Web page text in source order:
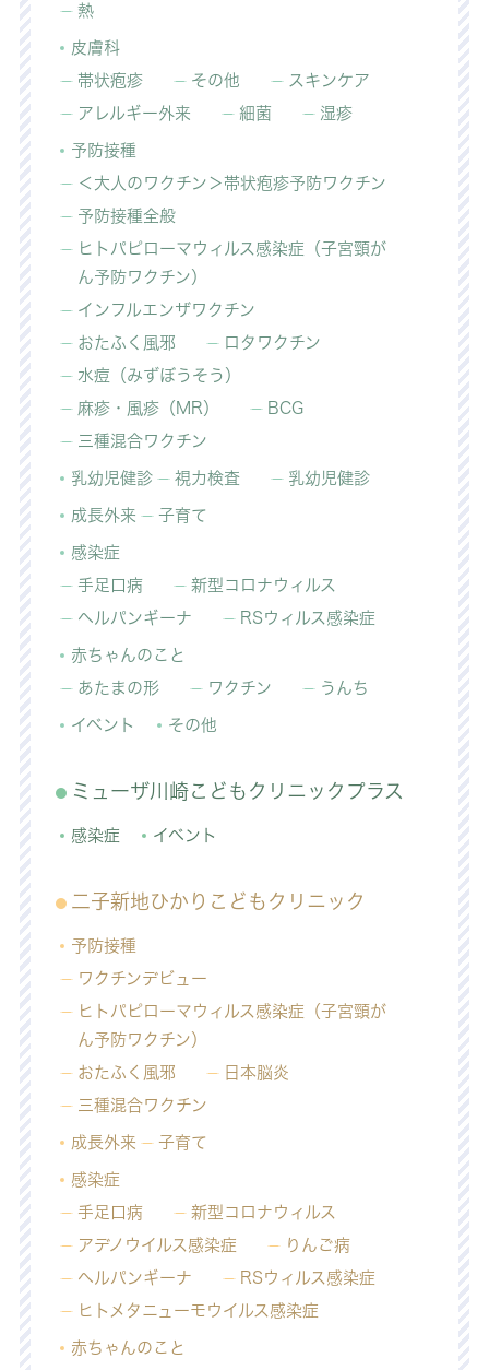
熱
皮膚科
帯状疱疹
その他
スキンケア
アレルギー外来
細菌 湿疹
予防接種
＜大人のワクチン＞帯状疱疹予防ワクチン
予防接種全般
ヒトパピローマウィルス感染症（子宮頸が
ん予防ワクチン）
インフルエンザワクチン
おたふく風邪
ロタワクチン
水痘（みずぼうそう）
麻疹・風疹（MR）
BCG
三種混合ワクチン
乳幼児健診 視力検査 乳幼児健診
成長外来 子育て
感染症
手足口病
新型コロナウィルス
ヘルパンギーナ
RSウィルス感染症
赤ちゃんのこと
あたまの形
ワクチン うんち
イベント その他
ミューザ川崎こどもクリニックプラス
感染症 イベント
二子新地ひかりこどもクリニック
予防接種
ワクチンデビュー
ヒトパピローマウィルス感染症（子宮頸が
ん予防ワクチン）
おたふく風邪
日本脳炎
三種混合ワクチン
成長外来 子育て
感染症
手足口病
新型コロナウィルス
アデノウイルス感染症
りんご病
ヘルパンギーナ
RSウィルス感染症
ヒトメタニューモウイルス感染症
赤ちゃんのこと